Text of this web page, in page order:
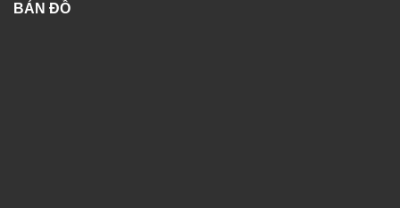
BẢN ĐỒ